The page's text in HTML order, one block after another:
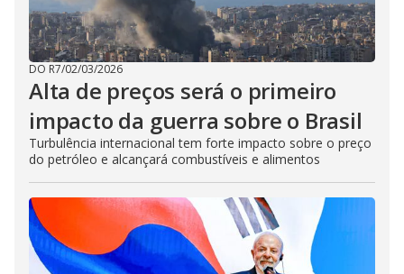
DO R7/02/03/2026
Alta de preços será o primeiro
impacto da guerra sobre o Brasil
Turbulência internacional tem forte impacto sobre o preço
do petróleo e alcançará combustíveis e alimentos